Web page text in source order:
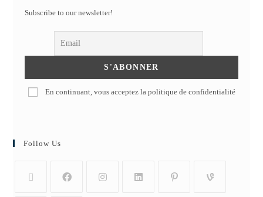
Subscribe to our newsletter!
En continuant, vous acceptez la politique de confidentialité
Follow Us